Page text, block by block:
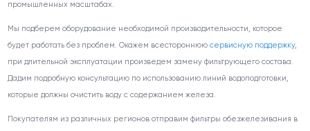
промышленных масштабах.
Мы подберем оборудование необходимой производительности, которое
будет работать без проблем. Окажем всестороннююсервисную поддержку,
при длительной эксплуатации произведем замену фильтрующего состава.
Дадим подробную консультацию по использованию линий водоподготовки,
которые должны очистить воду с содержанием железа.
Покупателям из различных регионов отправим фильтры обезжелезивания в